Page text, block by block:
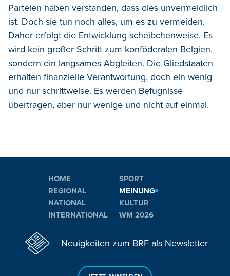
Parteien haben verstanden, dass dies unvermeidlich
ist. Doch sie tun noch alles, um es zu vermeiden.
Daher erfolgt die Entwicklung scheibchenweise. Es
wird kein großer Schritt zum konföderalen Belgien,
sondern ein langsames Abgleiten. Die Gliedstaaten
erhalten finanzielle Verantwortung, doch ein wenig
und nur schrittweise. Es werden Befugnisse
übertragen, aber nur wenige und nicht auf einmal.
HOME
REGIONAL
NATIONAL
INTERNATIONAL
SPORT
MEINUNG
KULTUR
WM 2026
Neuigkeiten zum BRF als Newsletter